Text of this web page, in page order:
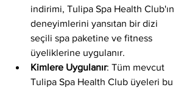
indirimi, Tulipa Spa Health Club'ın
deneyimlerini yansıtan bir dizi
seçili spa paketine ve fitness
üyeliklerine uygulanır.
Kimlere Uygulanır: Tüm mevcut
Tulipa Spa Health Club üyeleri bu